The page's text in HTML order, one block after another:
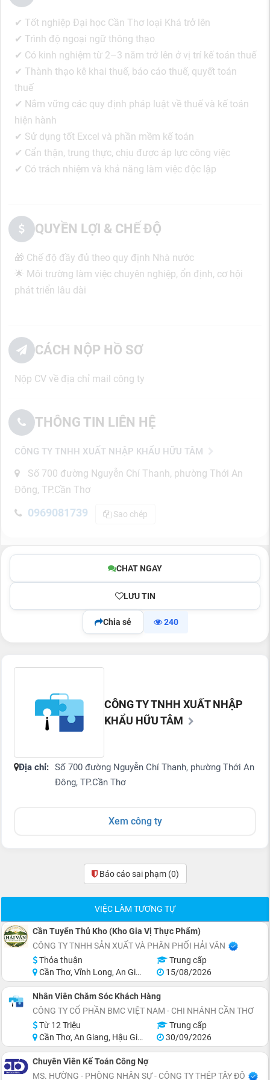
✔ Tốt nghiệp Đại học Cần Thơ loại Khá trở lên
✔ Trình độ ngoại ngữ thông thạo
✔ Có kinh nghiệm từ 2–3 năm trở lên ở vị trí kế toán thuế
✔ Thành thạo kê khai thuế, báo cáo thuế, quyết toán
thuế
✔ Nắm vững các quy định pháp luật về thuế và kế toán
hiện hành
✔ Sử dụng tốt Excel và phần mềm kế toán
✔ Cẩn thận, trung thực, chịu được áp lực công việc
✔ Có trách nhiệm và khả năng làm việc độc lập
QUYỀN LỢI & CHẾ ĐỘ
🎁 Chế độ đầy đủ theo quy định Nhà nước
🌟 Môi trường làm việc chuyên nghiệp, ổn định, cơ hội
phát triển lâu dài
CÁCH NỘP HỒ SƠ
Nộp CV về địa chỉ mail công ty
THÔNG TIN LIÊN HỆ
CÔNG TY TNHH XUẤT NHẬP KHẨU HỮU TÂM
Số 700 đường Nguyễn Chí Thanh, phường Thới An
Đông, TP.Cần Thơ
0969081739 Sao chép
CHAT NGAY
LƯU TIN
Chia sẻ 240
CÔNG TY TNHH XUẤT NHẬP
KHẨU HỮU TÂM
Địa chỉ: Số 700 đường Nguyễn Chí Thanh, phường Thới An
Đông, TP.Cần Thơ
Xem công ty
Báo cáo sai phạm (0)
VIỆC LÀM TƯƠNG TỰ
Cần Tuyển Thủ Kho (Kho Gia Vị Thực Phẩm)
CÔNG TY TNHH SẢN XUẤT VÀ PHÂN PHỐI HẢI VÂN
Thỏa thuận
Trung cấp
Cần Thơ, Vĩnh Long, An Giang, Kiên Giang, Đồng Tháp, Hậu Giang
15/08/2026
Nhân Viên Chăm Sóc Khách Hàng
CÔNG TY CỔ PHẦN BMC VIỆT NAM - CHI NHÁNH CẦN THƠ
Từ 12 Triệu
Trung cấp
Cần Thơ, An Giang, Hậu Giang, Sóc Trăng
30/09/2026
Chuyên Viên Kế Toán Công Nợ
MS. HƯỜNG - PHÒNG NHÂN SỰ - CÔNG TY THÉP TÂY ĐÔ